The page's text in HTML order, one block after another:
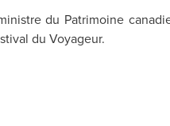
du Patrimoine
du Voyageur.